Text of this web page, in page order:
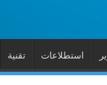
استطلاعات تقنية